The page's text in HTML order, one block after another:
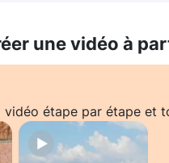
une vidéo à
étape par étape et